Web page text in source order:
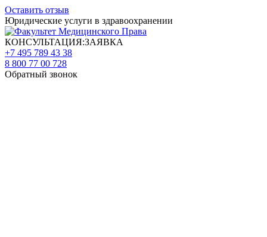
Оставить отзыв
Юридические услуги в здравоохранении
КОНСУЛЬТАЦИЯ:ЗАЯВКА
+7 495 789 43 38
8 800 77 00 728
Обратный звонок